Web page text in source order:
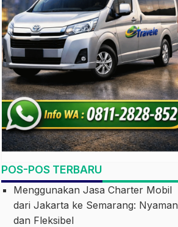
POS-POS TERBARU
Menggunakan Jasa Charter Mobil
dari Jakarta ke Semarang: Nyaman
dan Fleksibel